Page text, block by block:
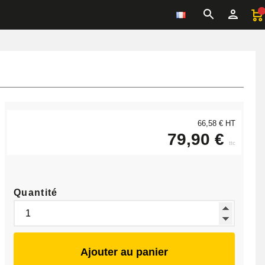
66,58 € HT
79,90 € ttc
Quantité
Ajouter au panier